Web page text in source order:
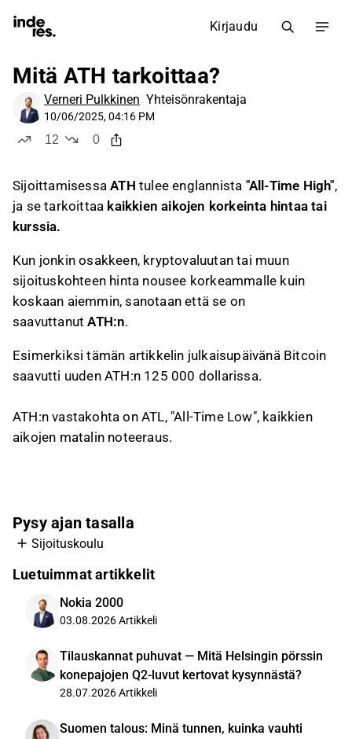
Kirjaudu
Mitä ATH tarkoittaa?
Verneri Pulkkinen Yhteisönrakentaja
10/06/2025, 04:16 PM
12
0
SijoittamisessaATH tulee englannista "All-Time High",
ja se tarkoittaa kaikkien aikojen korkeinta hintaa tai
kurssia.
Kun jonkin osakkeen, kryptovaluutan tai muun
sijoituskohteen hinta nousee korkeammalle kuin
koskaan aiemmin, sanotaan että se on
saavuttanutATH:n.
Esimerkiksi tämän artikkelin julkaisupäivänä Bitcoin
saavutti uuden ATH:n 125 000 dollarissa.
ATH:n vastakohta on ATL, "All-Time Low", kaikkien
aikojen matalin noteeraus.
Pysy ajan tasalla
Sijoituskoulu
Luetuimmat artikkelit
Nokia 2000
03.08.2026Artikkeli
Tilauskannat puhuvat — Mitä Helsingin pörssin
konepajojen Q2-luvut kertovat kysynnästä?
28.07.2026Artikkeli
Suomen talous: Minä tunnen, kuinka vauhti